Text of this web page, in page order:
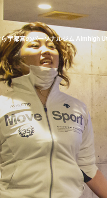
宇都宮のパーソナルジム Aimhigh